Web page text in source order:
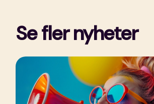
Se fler nyheter